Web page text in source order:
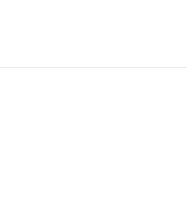
Krankhei